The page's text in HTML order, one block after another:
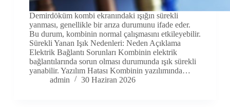
Demirdöküm kombi ekranındaki ışığın sürekli
yanması, genellikle bir arıza durumunu ifade eder.
Bu durum, kombinin normal çalışmasını etkileyebilir.
Sürekli Yanan Işık Nedenleri: Neden Açıklama
Elektrik Bağlantı Sorunları Kombinin elektrik
bağlantılarında sorun olması durumunda ışık sürekli
yanabilir. Yazılım Hatası Kombinin yazılımında…
admin
30 Haziran 2026